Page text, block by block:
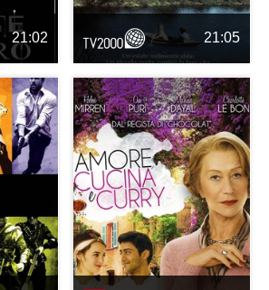
21:02 21:05